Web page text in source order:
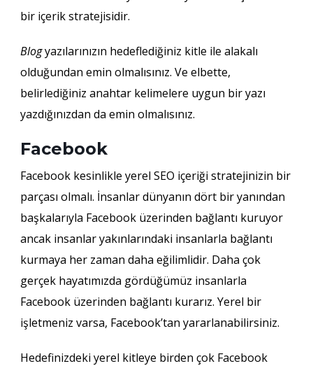
bir içerik stratejisidir.
Blogyazılarınızın hedeflediğiniz kitle ile alakalı
olduğundan emin olmalısınız. Ve elbette,
belirlediğiniz anahtar kelimelere uygun bir yazı
yazdığınızdan da emin olmalısınız.
Facebook
Facebook kesinlikle yerel SEO içeriği stratejinizin bir
parçası olmalı. İnsanlar dünyanın dört bir yanından
başkalarıyla Facebook üzerinden bağlantı kuruyor
ancak insanlar yakınlarındaki insanlarla bağlantı
kurmaya her zaman daha eğilimlidir. Daha çok
gerçek hayatımızda gördüğümüz insanlarla
Facebook üzerinden bağlantı kurarız. Yerel bir
işletmeniz varsa, Facebook’tan yararlanabilirsiniz.
Hedefinizdeki yerel kitleye birden çok Facebook